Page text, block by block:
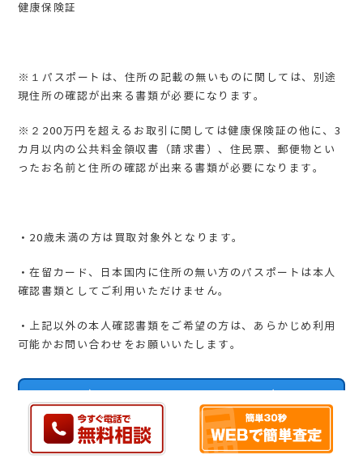
健康保険証
※１パスポートは、住所の記載の無いものに関しては、別途
現住所の確認が出来る書類が必要になります。
※２200万円を超えるお取引に関しては健康保険証の他に、3
カ月以内の公共料金領収書（請求書）、住民票、郵便物とい
ったお名前と住所の確認が出来る書類が必要になります。
・20歳未満の方は買取対象外となります。
・在留カード、日本国内に住所の無い方のパスポートは本人
確認書類としてご利用いただけません。
・上記以外の本人確認書類をご希望の方は、あらかじめ利用
可能かお問い合わせをお願いいたします。
お気軽にお問い合わせください
お電話でのお問い合わせはこちら